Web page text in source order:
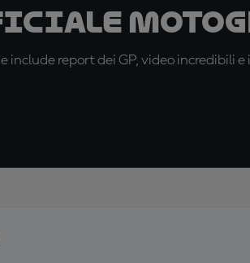
include report dei GP, video incredibili